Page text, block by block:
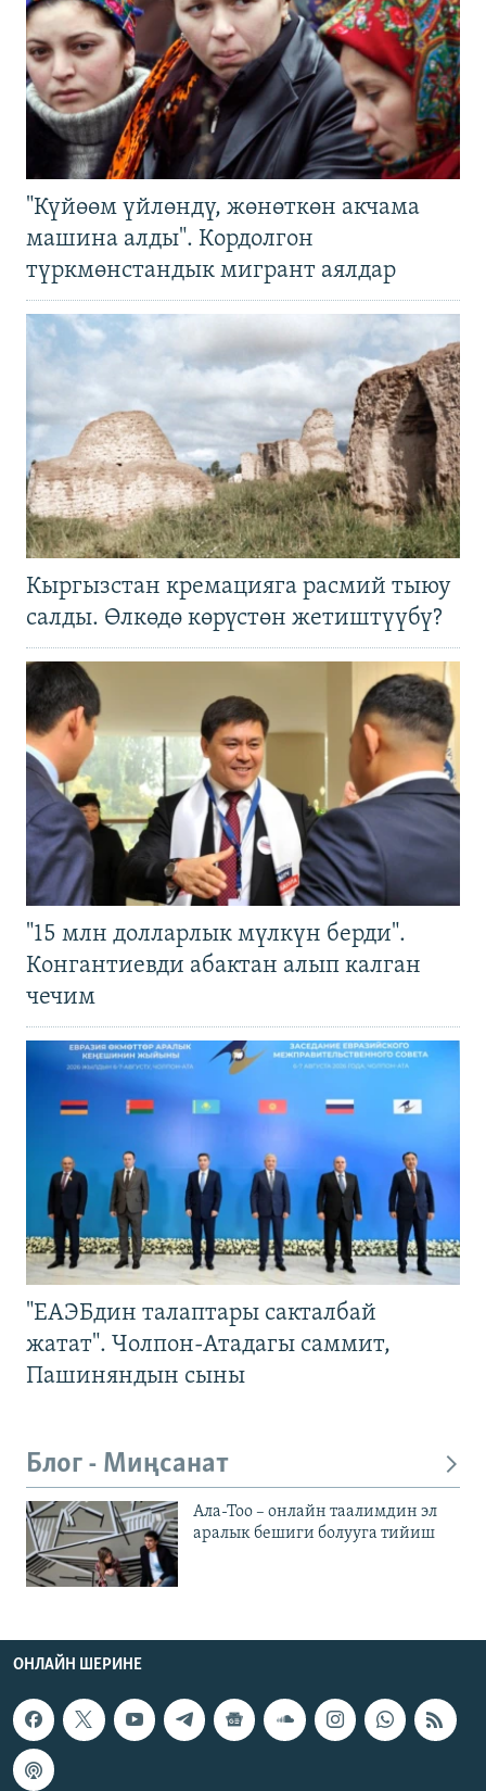
"Күйөөм үйлөндү, жөнөткөн акчама
машина алды". Кордолгон
түркмөнстандык мигрант аялдар
Кыргызстан кремацияга расмий тыюу
салды. Өлкөдө көрүстөн жетиштүүбү?
"15 млн долларлык мүлкүн берди".
Конгантиевди абактан алып калган
чечим
"ЕАЭБдин талаптары сакталбай
жатат". Чолпон-Атадагы саммит,
Пашиняндын сыны
Блог - Миңсанат
Ала-Тоо – онлайн таалимдин эл
аралык бешиги болууга тийиш
ОНЛАЙН ШЕРИНЕ